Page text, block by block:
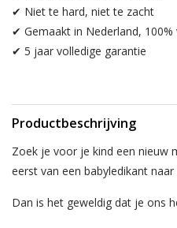
✔ Niet te hard, niet te zacht
✔ Gemaakt in Nederland, 100%
✔ 5 jaar volledige garantie
Productbeschrijving
Zoek je voor je kind een nieuw
eerst van een babyledikant
Dan is het geweldig dat je ons